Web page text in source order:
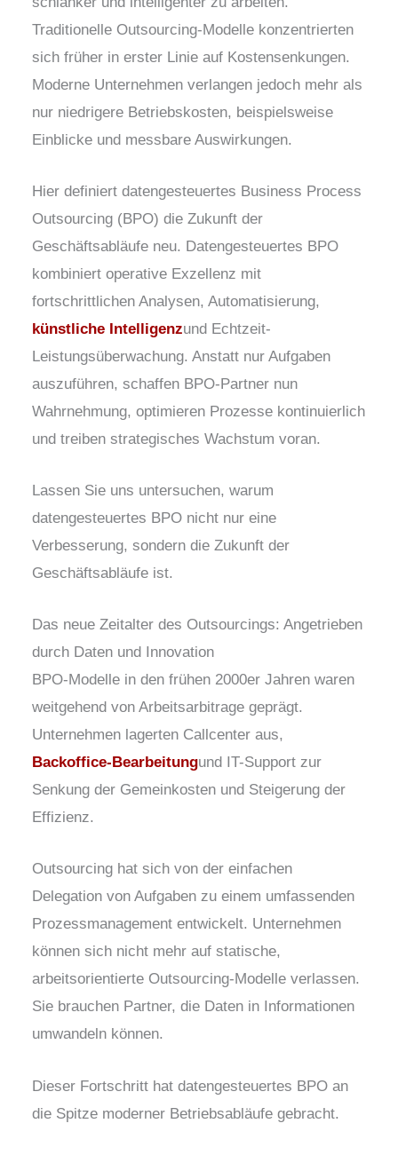
Traditionelle Outsourcing-Modelle konzentrierten
sich früher in erster Linie auf Kostensenkungen.
Moderne Unternehmen verlangen jedoch mehr als
nur niedrigere Betriebskosten, beispielsweise
Einblicke und messbare Auswirkungen.
Hier definiert datengesteuertes Business Process
Outsourcing (BPO) die Zukunft der
Geschäftsabläufe neu. Datengesteuertes BPO
kombiniert operative Exzellenz mit
fortschrittlichen Analysen, Automatisierung,
künstliche Intelligenzund Echtzeit-
Leistungsüberwachung. Anstatt nur Aufgaben
auszuführen, schaffen BPO-Partner nun
Wahrnehmung, optimieren Prozesse kontinuierlich
und treiben strategisches Wachstum voran.
Lassen Sie uns untersuchen, warum
datengesteuertes BPO nicht nur eine
Verbesserung, sondern die Zukunft der
Geschäftsabläufe ist.
Das neue Zeitalter des Outsourcings: Angetrieben
durch Daten und Innovation
BPO-Modelle in den frühen 2000er Jahren waren
weitgehend von Arbeitsarbitrage geprägt.
Unternehmen lagerten Callcenter aus,
Backoffice-Bearbeitungund IT-Support zur
Senkung der Gemeinkosten und Steigerung der
Effizienz.
Outsourcing hat sich von der einfachen
Delegation von Aufgaben zu einem umfassenden
Prozessmanagement entwickelt. Unternehmen
können sich nicht mehr auf statische,
arbeitsorientierte Outsourcing-Modelle verlassen.
Sie brauchen Partner, die Daten in Informationen
umwandeln können.
Dieser Fortschritt hat datengesteuertes BPO an
die Spitze moderner Betriebsabläufe gebracht.